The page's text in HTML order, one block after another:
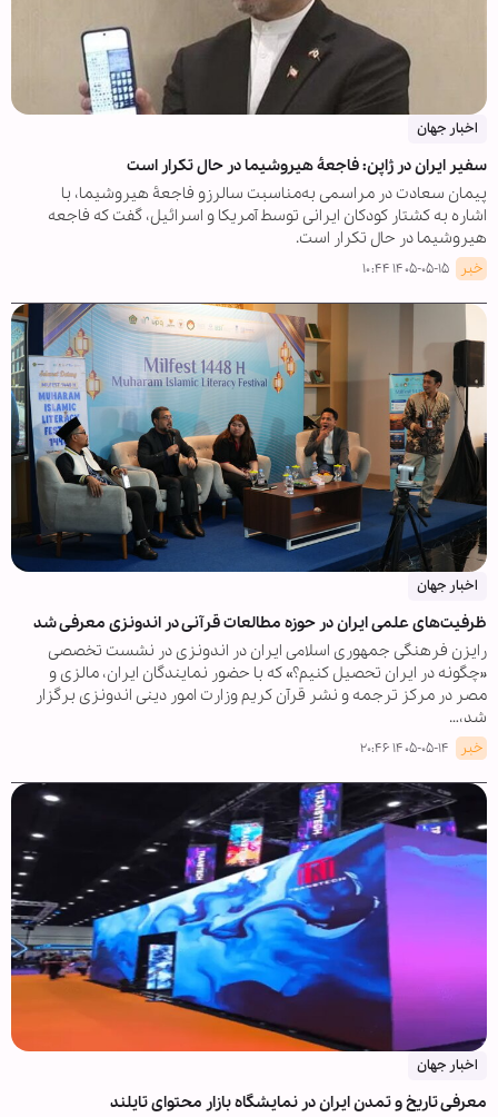
اخبار جهان
سفیر ایران در ژاپن: فاجعۀ هیروشیما در حال تکرار است
پیمان سعادت در مراسمی به‌مناسبت سالرزو فاجعۀ هیروشیما، با
اشاره به کشتار کودکان ایرانی توسط آمریکا و اسرائیل، گفت که فاجعه
هیروشیما در حال تکرار است.
خبر ۱۴۰۵-۰۵-۱۵ ۱۰:۴۴
اخبار جهان
ظرفیت‌های علمی ایران در حوزه مطالعات قرآنی در اندونزی معرفی شد
رایزن فرهنگی جمهوری اسلامی ایران در اندونزی در نشست تخصصی
«چگونه در ایران تحصیل کنیم؟» که با حضور نمایندگان ایران، مالزی و
مصر در مرکز ترجمه و نشر قرآن کریم وزارت امور دینی اندونزی برگزار
شد،…
خبر ۱۴۰۵-۰۵-۱۴ ۲۰:۴۶
اخبار جهان
معرفی تاریخ و تمدن ایران در نمایشگاه بازار محتوای تایلند